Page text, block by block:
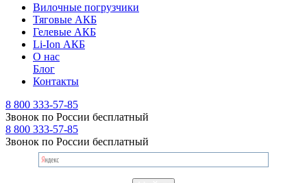
Вилочные погрузчики
Тяговые АКБ
Гелевые АКБ
Li-Ion АКБ
О нас
Блог
Контакты
8 800 333-57-85
Звонок по России бесплатный
8 800 333-57-85
Звонок по России бесплатный